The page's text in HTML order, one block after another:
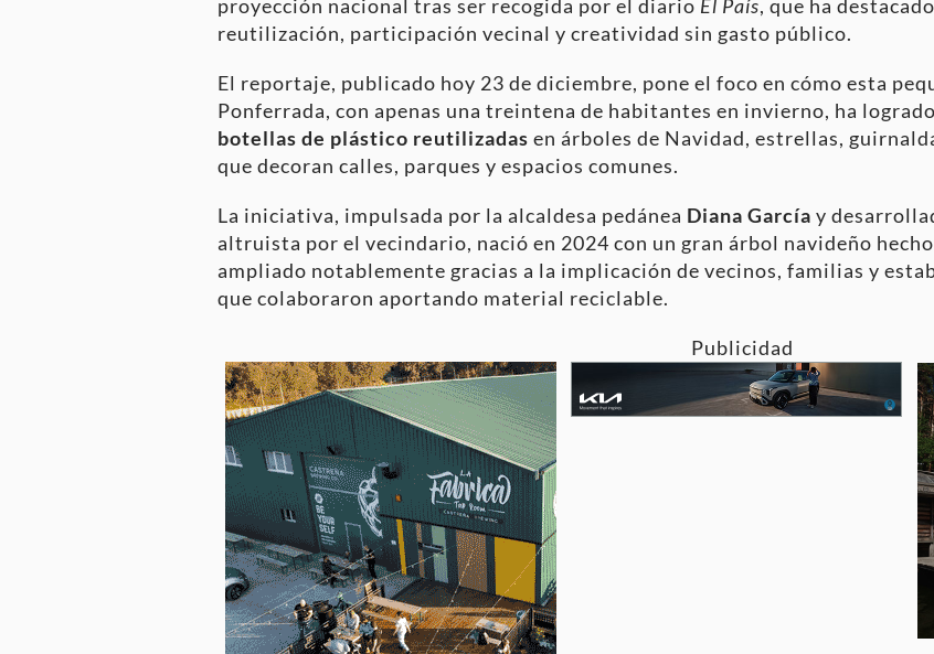
proyección nacional tras ser recogida por el diario El País, que ha
reutilización, participación vecinal y creatividad sin gasto público.
El reportaje, publicado hoy 23 de diciembre, pone el foco en cómo esta
Ponferrada, con apenas una treintena de habitantes en invierno, ha
botellas de plástico reutilizadas en árboles de Navidad, estrellas,
que decoran calles, parques y espacios comunes.
La iniciativa, impulsada por la alcaldesa pedánea Diana García y
altruista por el vecindario, nació en 2024 con un gran árbol navideño
ampliado notablemente gracias a la implicación de vecinos, familias y
que colaboraron aportando material reciclable.
Publicidad